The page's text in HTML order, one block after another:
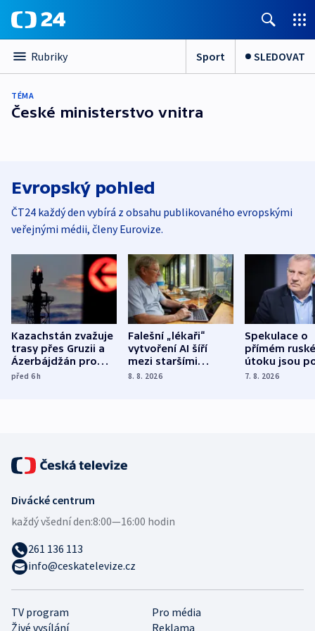
Rubriky Sport SLEDOVAT
TÉMA
České ministerstvo vnitra
Evropský pohled
ČT24 každý den vybírá z obsahu publikovaného evropskými
veřejnými médii, členy Eurovize.
Kazachstán zvažuje
trasy přes Gruzii a
Ázerbájdžán pro
vývoz ropy do
před 6h
Falešní „lékaři“
vytvoření AI šíří
mezi staršími
Poláky nebezpečné
8. 8. 2026
Spekulace o
přímém
útoku jsou
míní
7. 8. 2026
TV program
Pro média
Živé vysílání
Reklama
Divácké centrum
každý všední den:8:00—16:00 hodin
261 136 113
info@ceskatelevize.cz